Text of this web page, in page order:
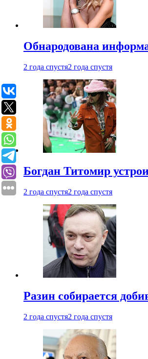
Обнародована
2 года спустя2 года спустя
Богдан Титомир
2 года спустя2 года спустя
Разин собирается
2 года спустя2 года спустя